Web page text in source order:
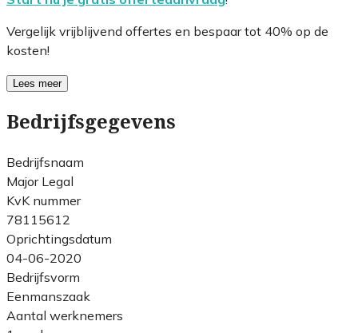
Vergelijk vrijblijvend offertes en bespaar tot 40% op de
kosten!
Lees meer
Bedrijfsgegevens
Bedrijfsnaam
Major Legal
KvK nummer
78115612
Oprichtingsdatum
04-06-2020
Bedrijfsvorm
Eenmanszaak
Aantal werknemers